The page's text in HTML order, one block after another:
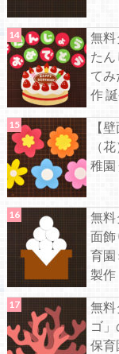
無料
た
てみ
作
【
（
稚園
無料
面飾
育園
製作
無料
ゴ
保育